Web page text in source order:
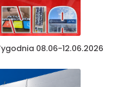
08.06-12.06.2026